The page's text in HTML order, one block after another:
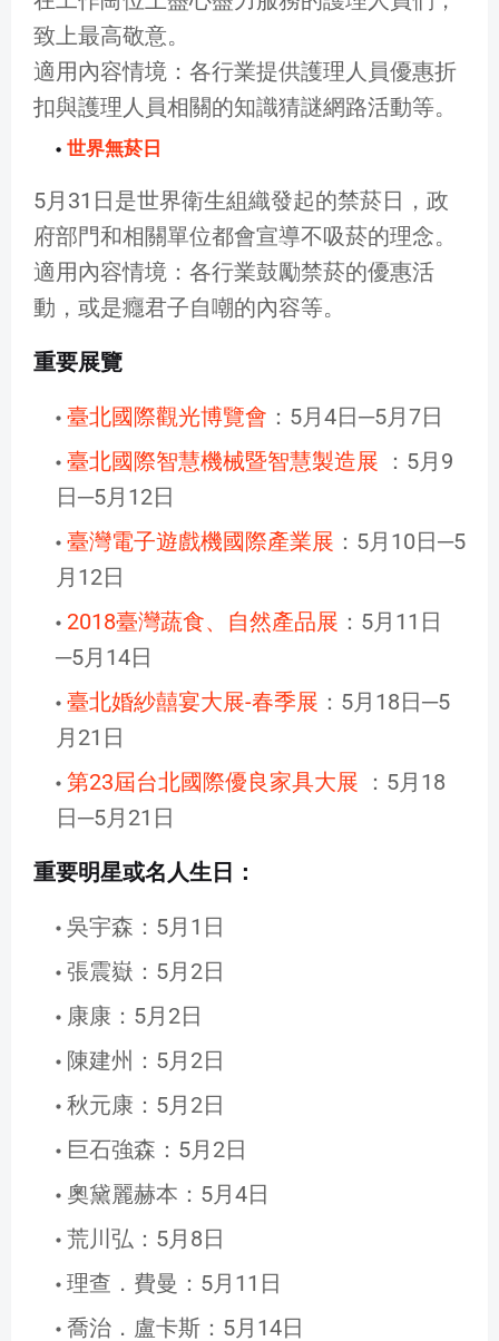
致上最高敬意。
適用內容情境：各行業提供護理人員優惠折
扣與護理人員相關的知識猜謎網路活動等。
世界無菸日
5月31日是世界衛生組織發起的禁菸日，政
府部門和相關單位都會宣導不吸菸的理念。
適用內容情境：各行業鼓勵禁菸的優惠活
動，或是癮君子自嘲的內容等。
重要展覽
臺北國際觀光博覽會 ：5月4日─5月7日
臺北國際智慧機械暨智慧製造展 ：5月9
日─5月12日
臺灣電子遊戲機國際產業展 ：5月10日─5
月12日
2018臺灣蔬食、自然產品展 ：5月11日
─5月14日
臺北婚紗囍宴大展-春季展 ：5月18日─5
月21日
第23屆台北國際優良家具大展 ：5月18
日─5月21日
重要明星或名人生日：
吳宇森：5月1日
張震嶽：5月2日
康康：5月2日
陳建州：5月2日
秋元康：5月2日
巨石強森：5月2日
奧黛麗赫本：5月4日
荒川弘：5月8日
理查．費曼：5月11日
喬治．盧卡斯：5月14日